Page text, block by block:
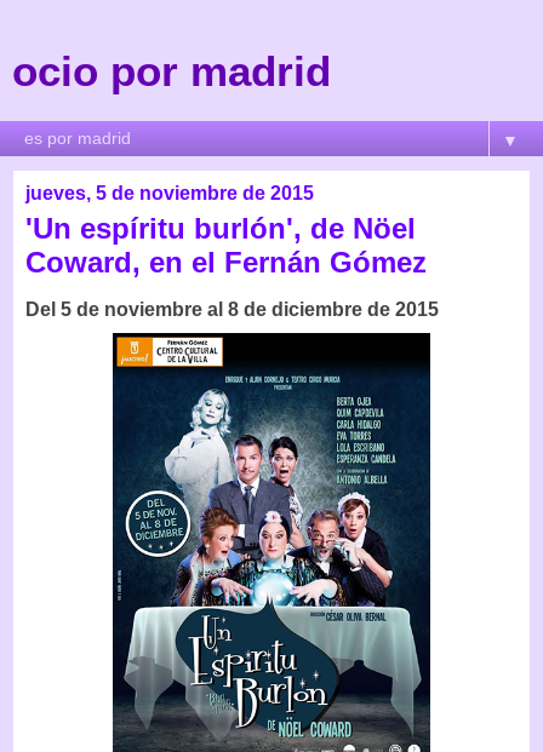
ocio por madrid
▼
jueves, 5 de noviembre de 2015
'Un espíritu burlón', de Nöel
Coward, en el Fernán Gómez
Del 5 de noviembre al 8 de diciembre de 2015